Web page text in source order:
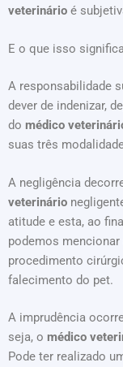
veterinário é
E o que isso
A responsabilidade
dever de indenizar,
do médico
suas três
A negligência
veterinário
atitude e esta, ao
podemos
procedimento
falecimento do pet.
A imprudência
seja, o médico
Pode ter realizado